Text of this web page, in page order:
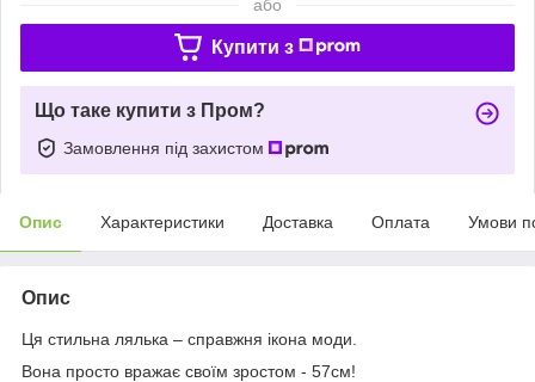
або
Купити з
Що таке купити з Пром?
Замовлення під захистом
Опис Характеристики Доставка Оплата Умови
Опис
Ця стильна лялька – справжня ікона моди.
Вона просто вражає своїм зростом - 57см!